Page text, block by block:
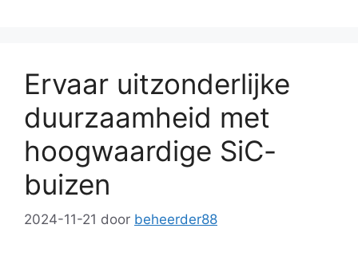
Ervaar uitzonderlijke
duurzaamheid met
hoogwaardige SiC-
buizen
2024-11-21 door beheerder88